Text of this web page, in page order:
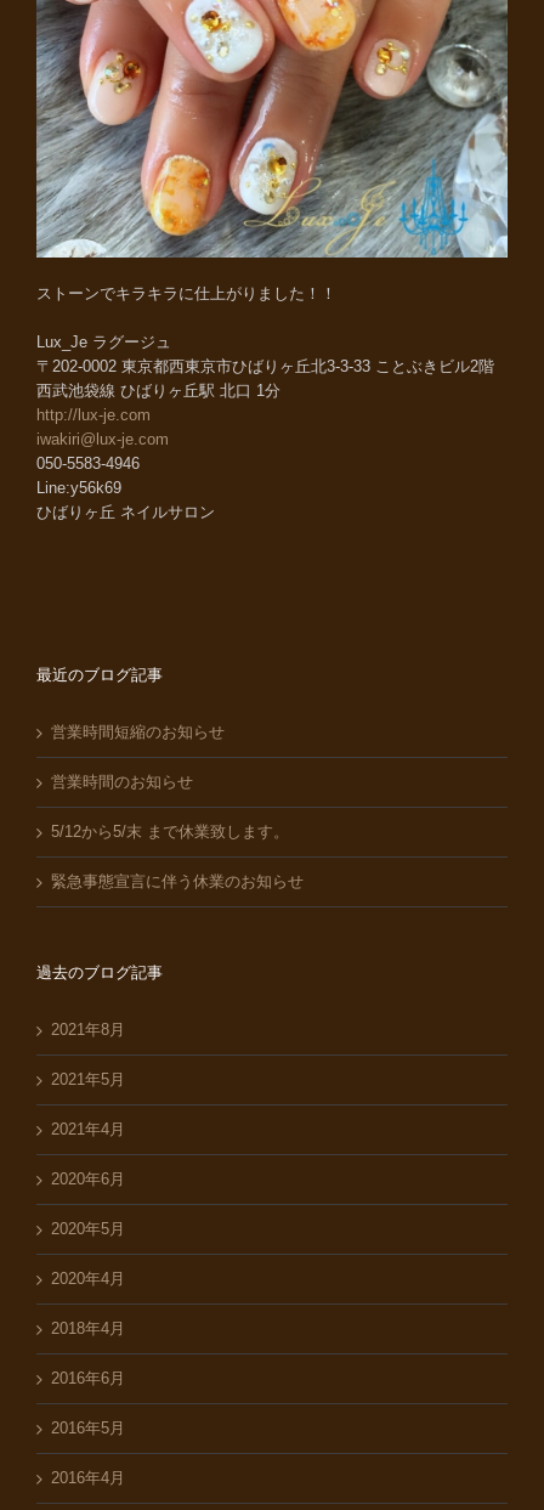
ストーンでキラキラに仕上がりました！！
Lux_Je ラグージュ
〒202-0002 東京都西東京市ひばりヶ丘北3-3-33 ことぶきビル2階
西武池袋線 ひばりヶ丘駅 北口 1分
http://lux-je.com
iwakiri@lux-je.com
050-5583-4946
Line:y56k69
ひばりヶ丘 ネイルサロン
最近のブログ記事
営業時間短縮のお知らせ
営業時間のお知らせ
5/12から5/末 まで休業致します。
緊急事態宣言に伴う休業のお知らせ
過去のブログ記事
2021年8月
2021年5月
2021年4月
2020年6月
2020年5月
2020年4月
2018年4月
2016年6月
2016年5月
2016年4月